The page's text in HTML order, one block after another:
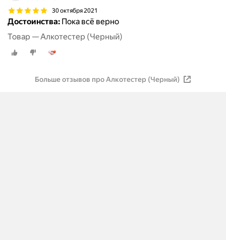
30 октября 2021
Достоинства: Пока всё верно
Товар — Алкотестер (Черный)
Больше отзывов про Алкотестер (Черный)